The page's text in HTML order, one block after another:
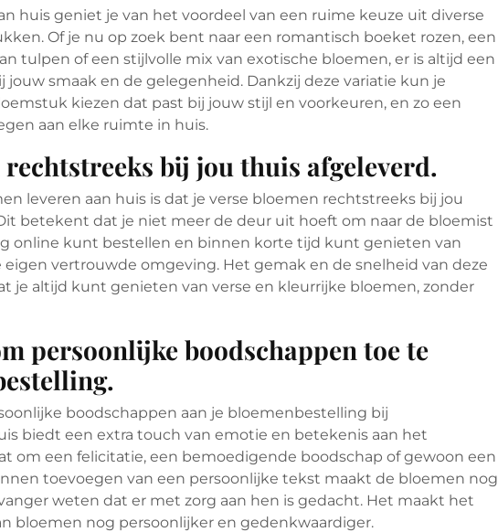
huis geniet je van het voordeel van een ruime keuze uit diverse
Of je nu op zoek bent naar een romantisch boeket rozen, een
tulpen of een stijlvolle mix van exotische bloemen, er is altijd een
smaak en de gelegenheid. Dankzij deze variatie kun je
kiezen dat past bij jouw stijl en voorkeuren, en zo een
aan elke ruimte in huis.
rechtstreeks bij jou thuis afgeleverd.
leveren aan huis is dat je verse bloemen rechtstreeks bij jou
betekent dat je niet meer de deur uit hoeft om naar de bloemist
online kunt bestellen en binnen korte tijd kunt genieten van
vertrouwde omgeving. Het gemak en de snelheid van deze
je altijd kunt genieten van verse en kleurrijke bloemen, zonder
persoonlijke boodschappen toe te
boodschappen aan je bloemenbestelling bij
biedt een extra touch van emotie en betekenis aan het
om een felicitatie, een bemoedigende boodschap of gewoon een
toevoegen van een persoonlijke tekst maakt de bloemen nog
weten dat er met zorg aan hen is gedacht. Het maakt het
bloemen nog persoonlijker en gedenkwaardiger.